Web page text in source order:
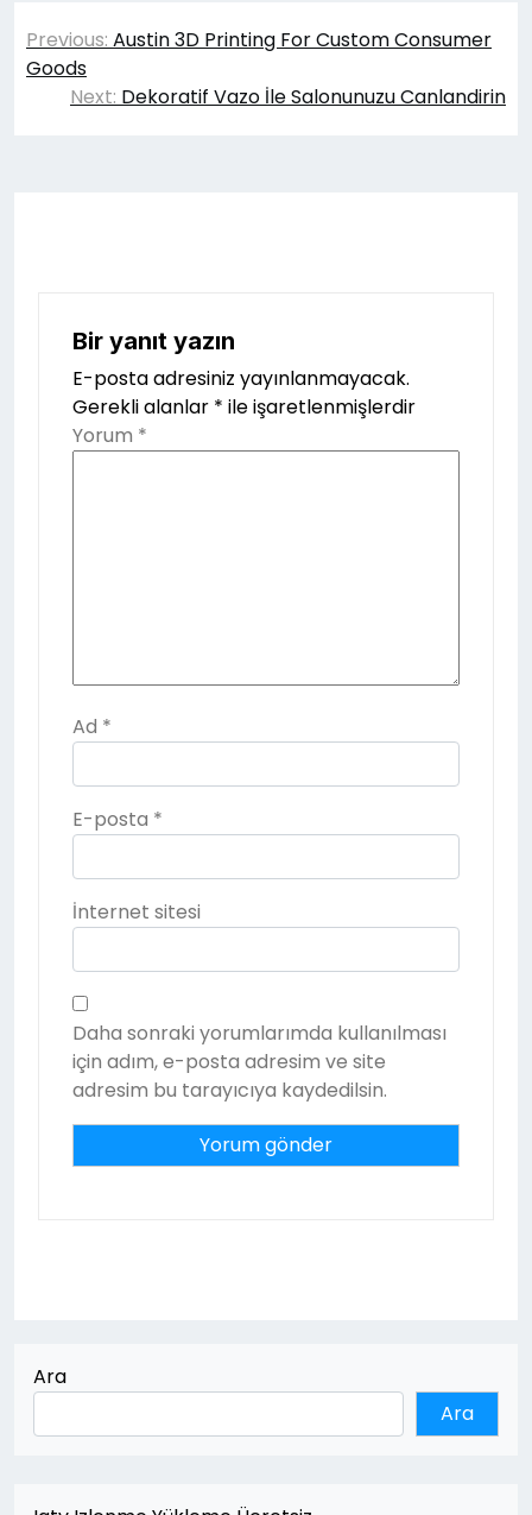
Yazı
gezinmesi
Previous: Austin 3D Printing For Custom Consumer
Goods
Next: Dekoratif Vazo İle Salonunuzu Canlandirin
Bir yanıt yazın
E-posta adresiniz yayınlanmayacak.
Gerekli alanlar * ile işaretlenmişlerdir
Yorum *
Ad *
E-posta *
İnternet sitesi
Daha sonraki yorumlarımda kullanılması
için adım, e-posta adresim ve site
adresim bu tarayıcıya kaydedilsin.
Ara
Ara